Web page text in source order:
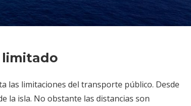
las limitaciones del transporte público. Desde
la isla. No obstante las distancias son